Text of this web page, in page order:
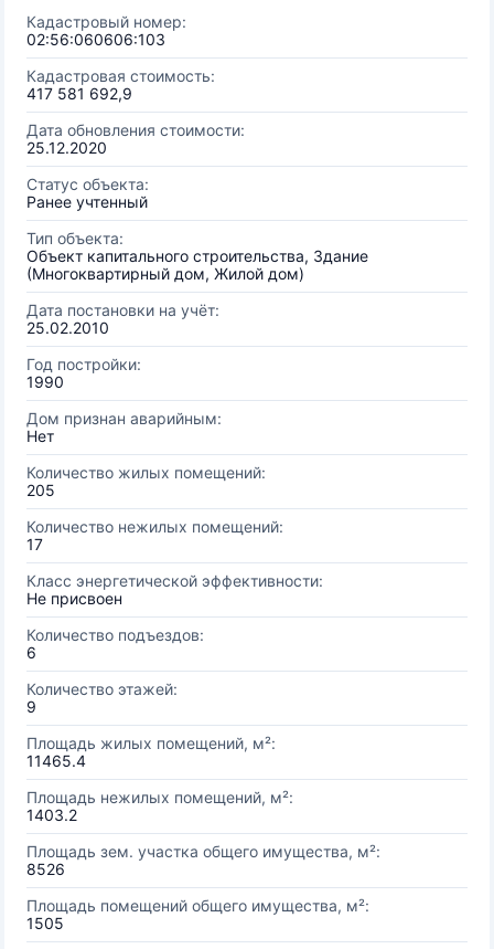
Кадастровый номер:
02:56:060606:103
Кадастровая стоимость:
417 581 692,9
Дата обновления стоимости:
25.12.2020
Статус объекта:
Ранее учтенный
Тип объекта:
Объект капитального строительства, Здание
(Многоквартирный дом, Жилой дом)
Дата постановки на учёт:
25.02.2010
Год постройки:
1990
Дом признан аварийным:
Нет
Количество жилых помещений:
205
Количество нежилых помещений:
17
Класс энергетической эффективности:
Не присвоен
Количество подъездов:
6
Количество этажей:
9
Площадь жилых помещений, м²:
11465.4
Площадь нежилых помещений, м²:
1403.2
Площадь зем. участка общего имущества, м²:
8526
Площадь помещений общего имущества, м²:
1505